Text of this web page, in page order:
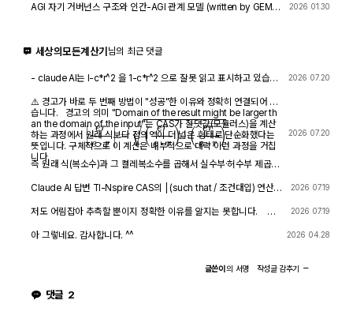
AGI 자기 거버넌스 구조와 인간-AGI 관계 모델 (written by GEMIN
2026 01.30
세상의모든계산기 님의 최근 댓글
- claude AI는 l-c*r^2 을 1-c*r^2 으로 잘못 읽고 표시하고 있습니
해 보아도 결과는 바뀌지 않습니다.
2026 07.20
⚠️ 경고가 바로 두 번째 방법이 "성공"한 이유와 정확히 연결되어 있
습니다. 경고의 의미 "Domain of the result might be larger th
an the domain of the input"는 CAS가 절댓값(모듈러스)을 계산
하는 과정에서 원래 식보다 정의역이 더 넓은 형태로 단순화했다는
뜻입니다. 구체적으로 이 계산은 내부적으로 대략 이런 과정을 거칩
니다.
|ere⋅r|=(ere⋅r)⋅(ere⋅r)―
즉 원래 식(복소수)과 그 켤레복소수를 곱해서 실수부·허수부 제곱합
√(x²) → x 또는 √a·√b → √(ab) 같은 규칙들이 쓰이는데, 이런
규칙들은 x가 실수이고 0 이상일 때만 엄밀하게 성립합니다. CAS는
이 조건들을 일일이 다 추적하지 않고 넘어가면서, 원래는 (e≠0, r+l
·ω·i ≠ 0 등) 복소수 특유의 좁은 정의역을 가진 식을, r, l, ω가 어떤
실수여도(부호 무관하게) 정의되는 1/√(r²+l²·ω²)라는 더 넓은 정의
역의 식으로 바꿔버린 것입니다. CAS는 이 손실을 감지하고 경고를
가지고 있던 정의역 제약 정보(부호 조건, i 관련 조건 등)를 이미 버
끄럽게 만드는 원인입니다. 첫 번째 시도에서는 i가 살아있는 원래 식
2026 07.20
Claude AI 답변 TI-Nspire CAS의 | (such that / 조건대입) 연산자
다. 대입 후에 처음부터 다시 "실수부/허수부 분리, 유리화" 같은 재간
의 핵심입니다. 첫 번째 경우 (|er/(e·r)| | con_1 and con → 실패) 이
시점의 식은 아직 r + l·ω·i 형태의 복소수 그대로입니다 (i가 살아있
수인지(즉 1-c·r² ≥ 0인지) 판단할 근거가 없다는 겁니다. 저장해 두
되어 있지 않습니다. 그래서 CAS는 i와 이 무리식을 더 정리(유리화,
2026 07.19
저도 어림잡아 추측할 뿐이지 정확한 이유를 알지는 못합니다. 질
nnet 5) AI에 넣어 보니 claude AI 가 제일 합리적인 답변을 주어서
2026 07.19
아 그렇네요. 감사합니다. ^^ 2026 04.28
글쓴이의 서명 작성글감추기
댓글 2